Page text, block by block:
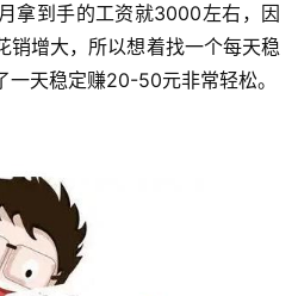
拿到手的工资就3000左右，因
销增大，所以想着找一个每天稳
天稳定赚20-50元非常轻松。